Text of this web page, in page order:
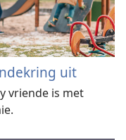
uit
vriende is met